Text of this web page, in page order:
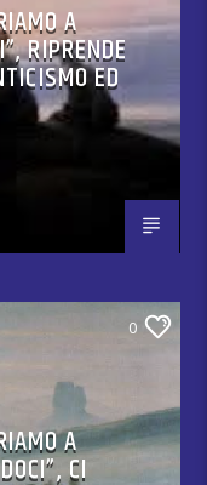
A
RIPRENDE
ED
0
A
CI